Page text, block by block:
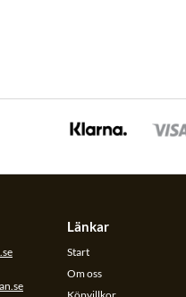
Länkar
Start
Om oss